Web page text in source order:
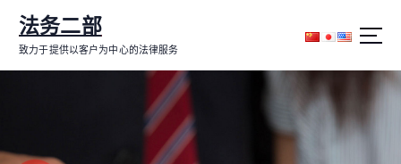
内
法务二部
致力于提供以客户为中心的法律服务